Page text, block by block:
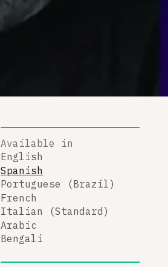
Available in
English
Spanish
Portuguese (Brazil)
French
Italian (Standard)
Arabic
Bengali